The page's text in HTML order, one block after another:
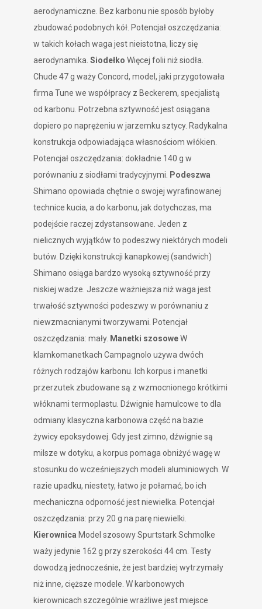
aerodynamiczne. Bez karbonu nie sposób byłoby
zbudować podobnych kół. Potencjał oszczędzania:
w takich kołach waga jest nieistotna, liczy się
aerodynamika. Siodełko Więcej folii niż siodła.
Chude 47 g waży Concord, model, jaki przygotowała
firma Tune we współpracy z Beckerem, specjalistą
od karbonu. Potrzebna sztywność jest osiągana
dopiero po naprężeniu w jarzemku sztycy. Radykalna
konstrukcja odpowiadająca własnościom włókien.
Potencjał oszczędzania: dokładnie 140 g w
porównaniu z siodłami tradycyjnymi. Podeszwa
Shimano opowiada chętnie o swojej wyrafinowanej
technice kucia, a do karbonu, jak dotychczas, ma
podejście raczej zdystansowane. Jeden z
nielicznych wyjątków to podeszwy niektórych modeli
butów. Dzięki konstrukcji kanapkowej (sandwich)
Shimano osiąga bardzo wysoką sztywność przy
niskiej wadze. Jeszcze ważniejsza niż waga jest
trwałość sztywności podeszwy w porównaniu z
niewzmacnianymi tworzywami. Potencjał
oszczędzania: mały. Manetki szosoweW
klamkomanetkach Campagnolo używa dwóch
różnych rodzajów karbonu. Ich korpus i manetki
przerzutek zbudowane są z wzmocnionego krótkimi
włóknami termoplastu. Dźwignie hamulcowe to dla
odmiany klasyczna karbonowa część na bazie
żywicy epoksydowej. Gdy jest zimno, dźwignie są
milsze w dotyku, a korpus pomaga obniżyć wagę w
stosunku do wcześniejszych modeli aluminiowych. W
razie upadku, niestety, łatwo je połamać, bo ich
mechaniczna odporność jest niewielka. Potencjał
oszczędzania: przy 20 g na parę niewielki.
Kierownica Model szosowy Spurtstark Schmolke
waży jedynie 162 g przy szerokości 44 cm. Testy
dowodzą jednocześnie, że jest bardziej wytrzymały
niż inne, cięższe modele. W karbonowych
kierownicach szczególnie wrażliwe jest miejsce